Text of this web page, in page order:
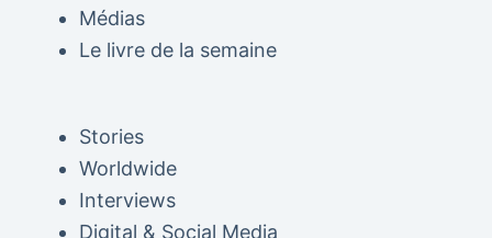
Médias
Le livre de la semaine
Stories
Worldwide
Interviews
Digital & Social Media